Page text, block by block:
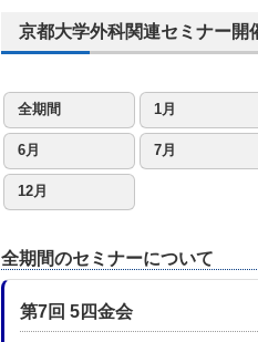
京都大学外科関連セミナー開
全期間 1月
6月 7月
12月
全期間のセミナーについて
第7回 5四金会